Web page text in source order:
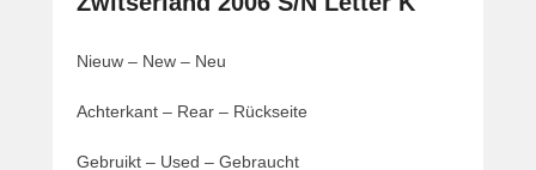
e
l
Nieuw – New – Neu
Achterkant – Rear – Rückseite
Gebruikt – Used – Gebraucht